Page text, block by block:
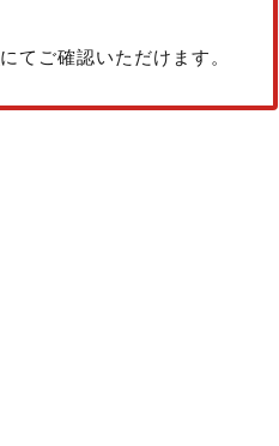
にてご確認いただけます。